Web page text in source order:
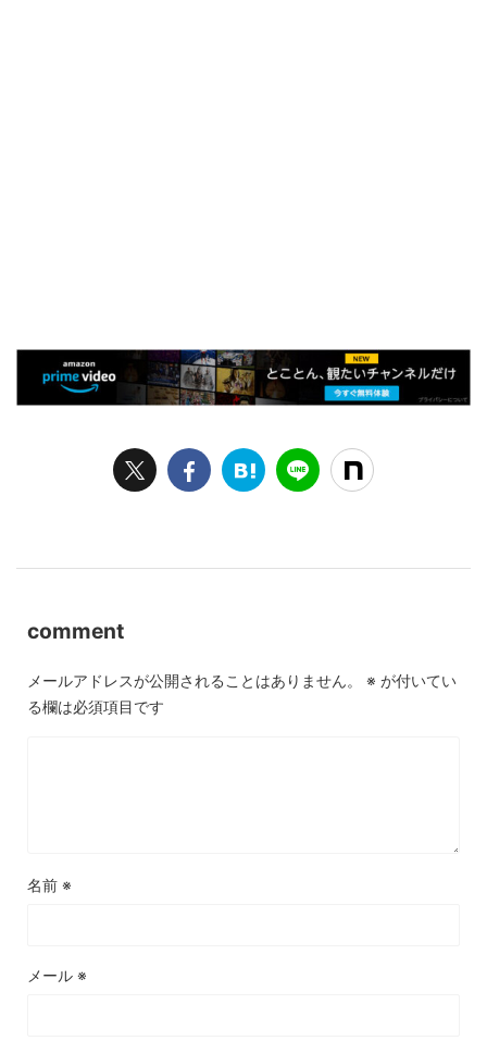
comment
メールアドレスが公開されることはありません。 ※ が付いてい
る欄は必須項目です
名前 ※
メール ※